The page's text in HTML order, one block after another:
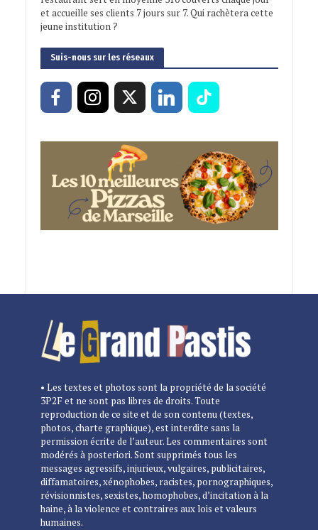
et accueille ses clients 7 jours sur 7. Qui rachètera cette
jeune institution ?
Suis-nous sur les réseaux
• Les textes et photos sont la propriété de la société
3P2F et ne sont pas libres de droits. Toute
reproduction de ce site et de son contenu (textes,
photos, charte graphique), est interdite sans la
permission écrite de l’auteur. Les commentaires sont
modérés à posteriori. Sont supprimés tous les
messages agressifs, injurieux, vulgaires, publicitaires,
diffamatoires, xénophobes, racistes, pornographiques,
révisionnistes, sexistes, homophobes, d’incitation à la
haine, à la violence et contraires aux lois et valeurs
humaines.